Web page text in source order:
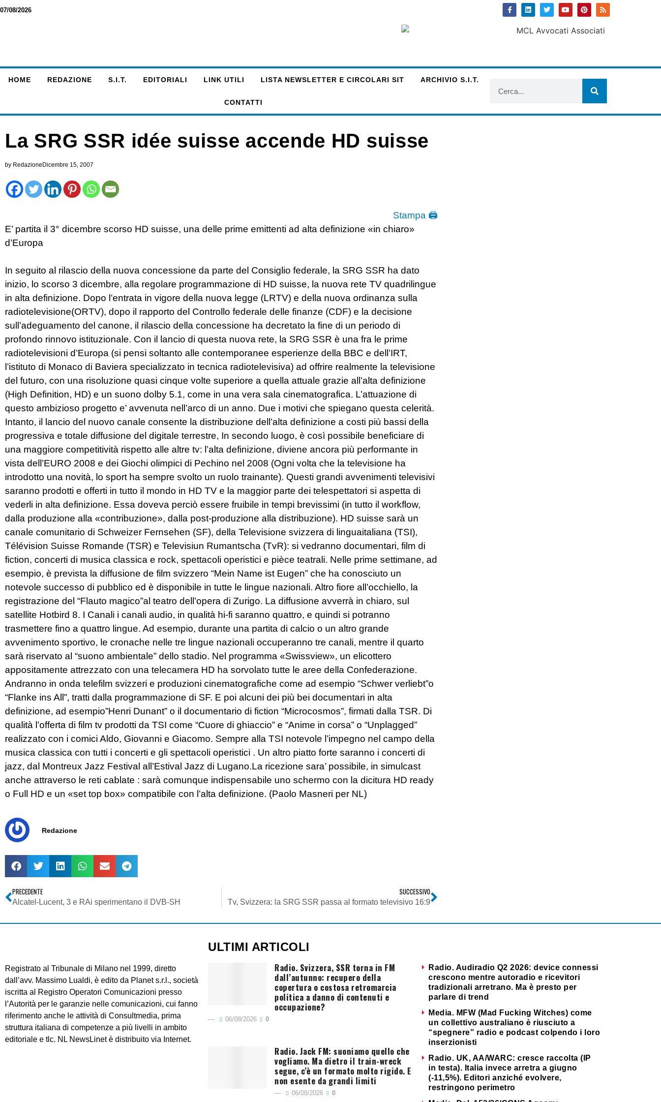
07/08/2026
HOME REDAZIONE S.I.T. EDITORIALI LINK UTILI LISTA NEWSLETTER E CIRCOLARI SIT ARCHIVIO S.I.T.
CONTATTI
La SRG SSR idée suisse accende HD suisse
by Redazione Dicembre 15, 2007
Stampa 🖨
E’ partita il 3° dicembre scorso HD suisse, una delle prime emittenti ad alta definizione «in chiaro»
d’Europa
In seguito al rilascio della nuova concessione da parte del Consiglio federale, la SRG SSR ha dato
inizio, lo scorso 3 dicembre, alla regolare programmazione di HD suisse, la nuova rete TV quadrilingue
in alta definizione. Dopo l’entrata in vigore della nuova legge (LRTV) e della nuova ordinanza sulla
radiotelevisione(ORTV), dopo il rapporto del Controllo federale delle finanze (CDF) e la decisione
sull’adeguamento del canone, il rilascio della concessione ha decretato la fine di un periodo di
profondo rinnovo istituzionale. Con il lancio di questa nuova rete, la SRG SSR è una fra le prime
radiotelevisioni d’Europa (si pensi soltanto alle contemporanee esperienze della BBC e dell’IRT,
l’istituto di Monaco di Baviera specializzato in tecnica radiotelevisiva) ad offrire realmente la televisione
del futuro, con una risoluzione quasi cinque volte superiore a quella attuale grazie all’alta definizione
(High Definition, HD) e un suono dolby 5.1, come in una vera sala cinematografica. L’attuazione di
questo ambizioso progetto e’ avvenuta nell’arco di un anno. Due i motivi che spiegano questa celerità.
Intanto, il lancio del nuovo canale consente la distribuzione dell’alta definizione a costi più bassi della
progressiva e totale diffusione del digitale terrestre, In secondo luogo, è così possibile beneficiare di
una maggiore competitività rispetto alle altre tv: l’alta definizione, diviene ancora più performante in
vista dell’EURO 2008 e dei Giochi olimpici di Pechino nel 2008 (Ogni volta che la televisione ha
introdotto una novità, lo sport ha sempre svolto un ruolo trainante). Questi grandi avvenimenti televisivi
saranno prodotti e offerti in tutto il mondo in HD TV e la maggior parte dei telespettatori si aspetta di
vederli in alta definizione. Essa doveva perciò essere fruibile in tempi brevissimi (in tutto il workflow,
dalla produzione alla «contribuzione», dalla post-produzione alla distribuzione). HD suisse sarà un
canale comunitario di Schweizer Fernsehen (SF), della Televisione svizzera di linguaitaliana (TSI),
Télévision Suisse Romande (TSR) e Televisiun Rumantscha (TvR): si vedranno documentari, film di
fiction, concerti di musica classica e rock, spettacoli operistici e pièce teatrali. Nelle prime settimane, ad
esempio, è prevista la diffusione de film svizzero “Mein Name ist Eugen” che ha conosciuto un
notevole successo di pubblico ed è disponibile in tutte le lingue nazionali. Altro fiore all’occhiello, la
registrazione del “Flauto magico”al teatro dell’opera di Zurigo. La diffusione avverrà in chiaro, sul
satellite Hotbird 8. I Canali i canali audio, in qualità hi-fi saranno quattro, e quindi si potranno
trasmettere fino a quattro lingue. Ad esempio, durante una partita di calcio o un altro grande
avvenimento sportivo, le cronache nelle tre lingue nazionali occuperanno tre canali, mentre il quarto
sarà riservato al “suono ambientale” dello stadio. Nel programma «Swissview», un elicottero
appositamente attrezzato con una telecamera HD ha sorvolato tutte le aree della Confederazione.
Andranno in onda telefilm svizzeri e produzioni cinematografiche come ad esempio “Schwer verliebt”o
“Flanke ins All”, tratti dalla programmazione di SF. E poi alcuni dei più bei documentari in alta
definizione, ad esempio”Henri Dunant” o il documentario di fiction “Microcosmos”, firmati dalla TSR. Di
qualità l’offerta di film tv prodotti da TSI come “Cuore di ghiaccio” e “Anime in corsa” o “Unplagged”
realizzato con i comici Aldo, Giovanni e Giacomo. Sempre alla TSI notevole l’impegno nel campo della
musica classica con tutti i concerti e gli spettacoli operistici . Un altro piatto forte saranno i concerti di
jazz, dal Montreux Jazz Festival all’Estival Jazz di Lugano.La ricezione sara’ possibile, in simulcast
anche attraverso le reti cablate : sarà comunque indispensabile uno schermo con la dicitura HD ready
o Full HD e un «set top box» compatibile con l’alta definizione. (Paolo Masneri per NL)
Redazione
PRECEDENTE
Alcatel-Lucent, 3 e RAi sperimentano il DVB-SH
SUCCESSIVO
Tv, Svizzera: la SRG SSR passa al formato televisivo 16:9
Registrato al Tribunale di Milano nel 1999, diretto
dall’avv. Massimo Lualdi, è edito da Planet s.r.l., società
iscritta al Registro Operatori Comunicazioni presso
l’Autorità per le garanzie nelle comunicazioni, cui fanno
riferimento anche le attività di Consultmedia, prima
struttura italiana di competenze a più livelli in ambito
editoriale e tlc. NL NewsLinet è distribuito via Internet.
ULTIMI ARTICOLI
Radio. Svizzera, SSR torna in FM
dall’autunno: recupero della
copertura o costosa retromarcia
politica a danno di contenuti e
occupazione?
06/08/2026 0
Radio. Jack FM: suoniamo quello che
vogliamo. Ma dietro il train-wreck
segue, c’è un formato molto rigido. E
non esente da grandi limiti
06/08/2026 0
Radio. Audiradio Q2 2026: device connessi
crescono mentre autoradio e ricevitori
tradizionali arretrano. Ma è presto per
parlare di trend
Media. MFW (Mad Fucking Witches) come
un collettivo australiano è riusciuto a
“spegnere” radio e podcast colpendo i loro
inserzionisti
Radio. UK, AA/WARC: cresce raccolta (IP
in testa). Italia invece arretra a giugno
(-11,5%). Editori anziché evolvere,
restringono perimetro